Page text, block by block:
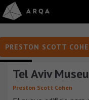
PRESTON SCOTT
MUSEOS
Tel Aviv
Preston Scott Cohen